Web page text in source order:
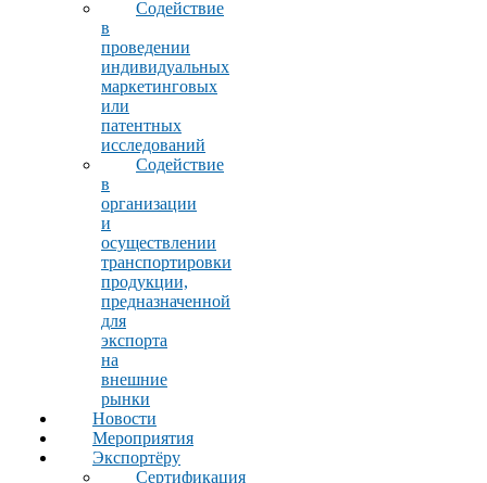
Содействие
в
проведении
индивидуальных
маркетинговых
или
патентных
исследований
Содействие
в
организации
и
осуществлении
транспортировки
продукции,
предназначенной
для
экспорта
на
внешние
рынки
Новости
Мероприятия
Экспортёру
Сертификация